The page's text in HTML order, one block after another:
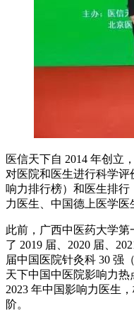
医信天下自 2014 年创立
对医院和医生进行科学
响力排行榜）和医生排
力医生、中国德上医学医
此前，广西中医药大学
了 2019 届、2020 届、
届中国医院针灸科 30 强
天下中国中医院影响力
2023 年中国影响力医生
阶。